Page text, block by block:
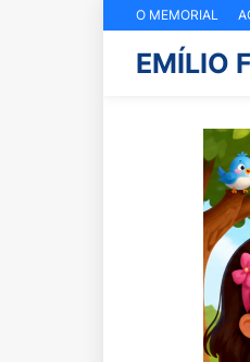
O MEMORIAL
EMÍLIO